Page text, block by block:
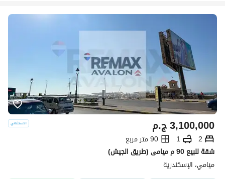
ج.م3,100,000
2
1
90 متر مربع
شقة للبيع 90 م ميامى (طريق الجيش)
ميامي، الإسكندرية